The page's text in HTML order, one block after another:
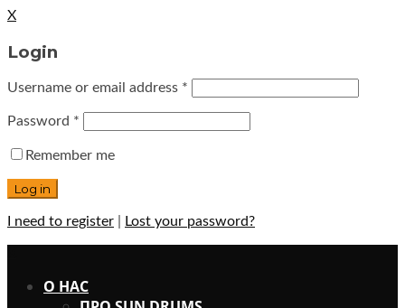
X
Login
Username or email address *
Password *
Remember me
I need to register Lost your password?
О НАС